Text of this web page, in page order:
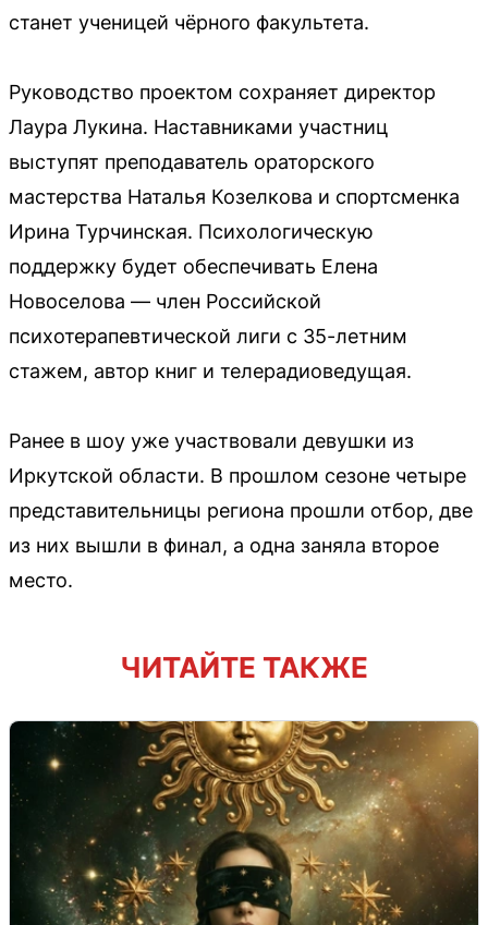
станет ученицей чёрного факультета.
Руководство проектом сохраняет директор
Лаура Лукина. Наставниками участниц
выступят преподаватель ораторского
мастерства Наталья Козелкова и спортсменка
Ирина Турчинская. Психологическую
поддержку будет обеспечивать Елена
Новоселова — член Российской
психотерапевтической лиги с 35-летним
стажем, автор книг и телерадиоведущая.
Ранее в шоу уже участвовали девушки из
Иркутской области. В прошлом сезоне четыре
представительницы региона прошли отбор, две
из них вышли в финал, а одна заняла второе
место.
ЧИТАЙТЕ ТАКЖЕ